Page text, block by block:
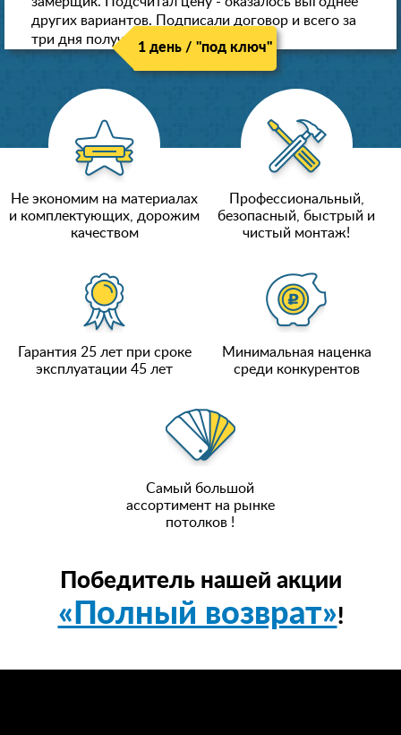
других вариантов. Подписали договор и всего за
три дня получили новые потолки!
1 день / "под ключ"
Не экономим на материалах
и комплектующих, дорожим
качеством
Профессиональный,
безопасный, быстрый и
чистый монтаж!
Гарантия 25 лет при сроке
эксплуатации 45 лет
Минимальная наценка
среди конкурентов
Самый большой
ассортимент на рынке
потолков !
Победитель нашей акции
«Полный возврат»!